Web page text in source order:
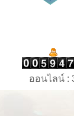
ออนไลน์ :